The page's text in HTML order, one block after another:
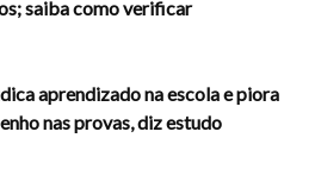
saiba como verificar
aprendizado na escola e piora
nas provas, diz estudo